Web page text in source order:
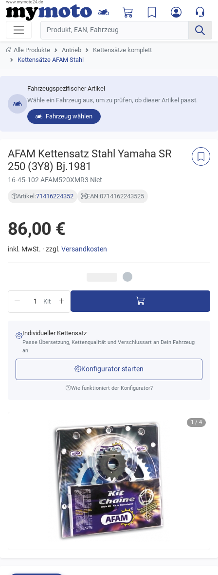
Alle Produkte Antrieb
Kettensätze komplett
Kettensätze AFAM Stahl
Fahrzeugspezifischer Artikel
Wähle ein Fahrzeug aus, um zu prüfen, ob dieser Artikel passt.
Fahrzeug wählen
AFAM Kettensatz Stahl Yamaha SR
250 (3Y8) Bj.1981
16-45-102 AFAM520XMR3 Niet
Artikel:71416224352 EAN:0714162243525
1 / 4
86,00 €
inkl. MwSt. · zzgl. Versandkosten
Kit
Individueller Kettensatz
Passe Übersetzung, Kettenqualität und Verschlussart an Dein Fahrzeug
an.
Konfigurator starten
Wie funktioniert der Konfigurator?